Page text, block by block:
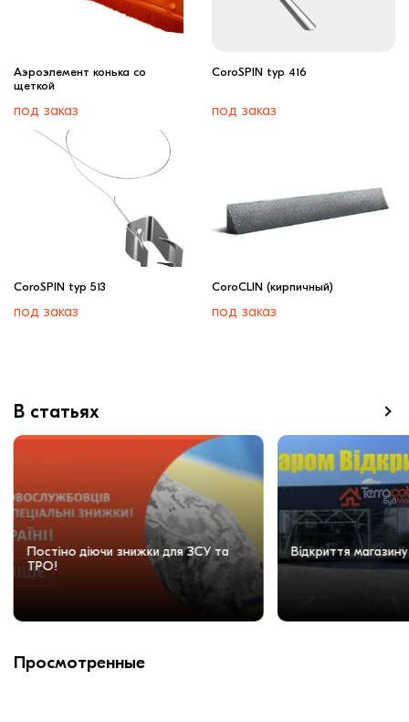
Аэроэлемент конька со
щеткой
под заказ
CoroSPIN typ 416
под заказ
CoroSPIN typ 513
под заказ
CoroCLIN (кирпичный)
под заказ
В статьях
Постіно діючи знижки для ЗСУ та
ТРО!
Відкриття магазину
Просмотренные